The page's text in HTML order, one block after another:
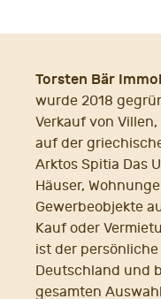
Torsten Bär
wurde 2018
Verkauf von
auf der
Arktos Spitia Das
Häuser,
Gewerbeobjekte
Kauf oder
ist der
Deutschland und
gesamten